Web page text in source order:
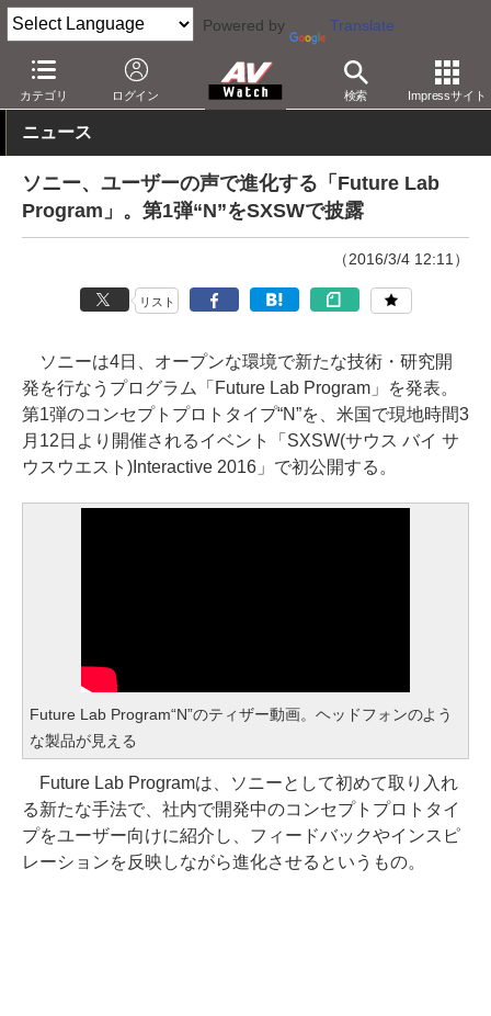
Powered by Translate
カテゴリ ログイン 検索 Impressサイト
AV Watch 動向 技術・デバイス
ニュース
ソニー、ユーザーの声で進化する「Future Lab
Program」。第1弾“N”をSXSWで披露
（2016/3/4 12:11）
リスト
ソニーは4日、オープンな環境で新たな技術・研究開
発を行なうプログラム「Future Lab Program」を発表。
第1弾のコンセプトプロトタイプ“N”を、米国で現地時間3
月12日より開催されるイベント「SXSW(サウス バイ サ
ウスウエスト)Interactive 2016」で初公開する。
Future Lab Program“N”のティザー動画。ヘッドフォンのよう
な製品が見える
Future Lab Programは、ソニーとして初めて取り入れ
る新たな手法で、社内で開発中のコンセプトプロトタイ
プをユーザー向けに紹介し、フィードバックやインスピ
レーションを反映しながら進化させるというもの。